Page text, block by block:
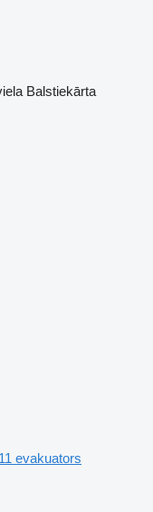
Balstiekārta
evakuators